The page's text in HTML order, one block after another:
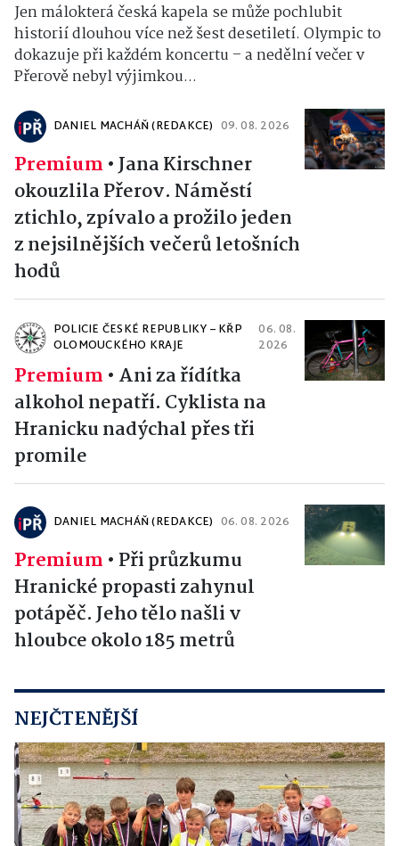
Jen málokterá česká kapela se může pochlubit
historií dlouhou více než šest desetiletí. Olympic to
dokazuje při každém koncertu – a nedělní večer v
Přerově nebyl výjimkou...
DANIEL MACHÁŇ (REDAKCE) 09. 08. 2026
Premium •Jana Kirschner
okouzlila Přerov. Náměstí
ztichlo, zpívalo a prožilo jeden
z nejsilnějších večerů letošních
hodů
POLICIE ČESKÉ REPUBLIKY – KŘP
OLOMOUCKÉHO KRAJE
06. 08.
2026
Premium • Ani za řídítka
alkohol nepatří. Cyklista na
Hranicku nadýchal přes tři
promile
DANIEL MACHÁŇ (REDAKCE) 06. 08. 2026
Premium • Při průzkumu
Hranické propasti zahynul
potápěč. Jeho tělo našli v
hloubce okolo 185 metrů
NEJČTENĚJŠÍ